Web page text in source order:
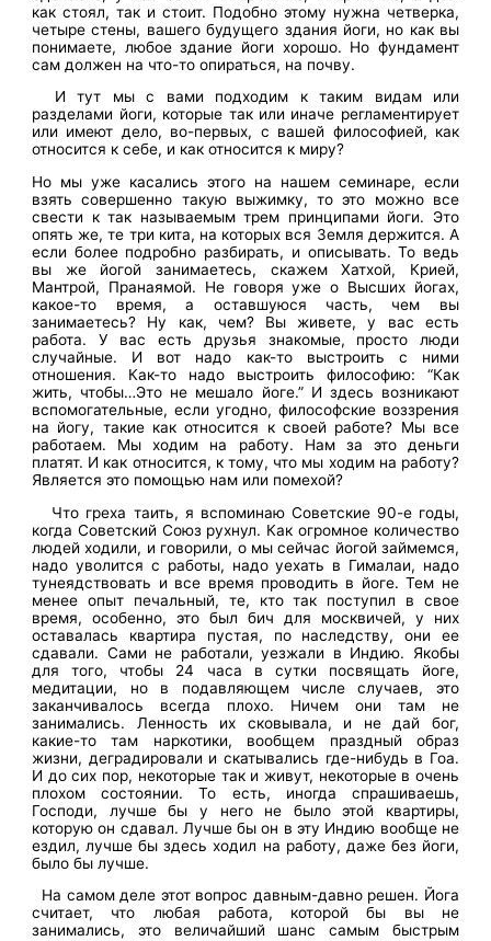
как стоял, так и стоит. Подобно этому нужна четверка,
четыре стены, вашего будущего здания йоги, но как вы
понимаете, любое здание йоги хорошо. Но фундамент
сам должен на что-то опираться, на почву.
И тут мы с вами подходим к таким видам или
разделами йоги, которые так или иначе регламентирует
или имеют дело, во-первых, с вашей философией, как
относится к себе, и как относится к миру?
Но мы уже касались этого на нашем семинаре, если
взять совершенно такую выжимку, то это можно все
свести к так называемым трем принципами йоги. Это
опять же, те три кита, на которых вся Земля держится. А
если более подробно разбирать, и описывать. То ведь
вы же йогой занимаетесь, скажем Хатхой, Крией,
Мантрой, Пранаямой. Не говоря уже о Высших йогах,
какое-то время, а оставшуюся часть, чем вы
занимаетесь? Ну как, чем? Вы живете, у вас есть
работа. У вас есть друзья знакомые, просто люди
случайные. И вот надо как-то выстроить с ними
отношения. Как-то надо выстроить философию: “Как
жить, чтобы…Это не мешало йоге.” И здесь возникают
вспомогательные, если угодно, философские воззрения
на йогу, такие как относится к своей работе? Мы все
работаем. Мы ходим на работу. Нам за это деньги
платят. И как относится, к тому, что мы ходим на работу?
Является это помощью нам или помехой?
Что греха таить, я вспоминаю Советские 90-е годы,
когда Советский Союз рухнул. Как огромное количество
людей ходили, и говорили, о мы сейчас йогой займемся,
надо уволится с работы, надо уехать в Гималаи, надо
тунеядствовать и все время проводить в йоге. Тем не
менее опыт печальный, те, кто так поступил в свое
время, особенно, это был бич для москвичей, у них
оставалась квартира пустая, по наследству, они ее
сдавали. Сами не работали, уезжали в Индию. Якобы
для того, чтобы 24 часа в сутки посвящать йоге,
медитации, но в подавляющем числе случаев, это
заканчивалось всегда плохо. Ничем они там не
занимались. Ленность их сковывала, и не дай бог,
какие-то там наркотики, вообщем праздный образ
жизни, деградировали и скатывались где-нибудь в Гоа.
И до сих пор, некоторые так и живут, некоторые в очень
плохом состоянии. То есть, иногда спрашиваешь,
Господи, лучше бы у него не было этой квартиры,
которую он сдавал. Лучше бы он в эту Индию вообще не
ездил, лучше бы здесь ходил на работу, даже без йоги,
было бы лучше.
На самом деле этот вопрос давным-давно решен. Йога
считает, что любая работа, которой бы вы не
занимались, это величайший шанс самым быстрым